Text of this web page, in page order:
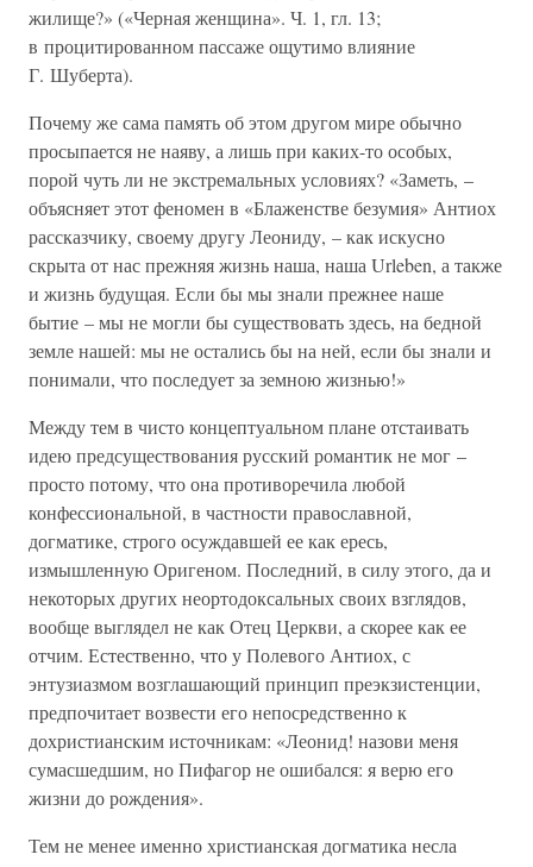
жилище?» («Черная женщина». Ч. 1, гл. 13;
в процитированном пассаже ощутимо влияние
Г. Шуберта).
Почему же сама память об этом другом мире обычно
просыпается не наяву, а лишь при каких-то особых,
порой чуть ли не экстремальных условиях? «Заметь, –
объясняет этот феномен в «Блаженстве безумия» Антиох
рассказчику, своему другу Леониду, – как искусно
скрыта от нас прежняя жизнь наша, наша Urleben, а также
и жизнь будущая. Если бы мы знали прежнее наше
бытие – мы не могли бы существовать здесь, на бедной
земле нашей: мы не остались бы на ней, если бы знали и
понимали, что последует за земною жизнью!»
Между тем в чисто концептуальном плане отстаивать
идею предсуществования русский романтик не мог –
просто потому, что она противоречила любой
конфессиональной, в частности православной,
догматике, строго осуждавшей ее как ересь,
измышленную Оригеном. Последний, в силу этого, да и
некоторых других неортодоксальных своих взглядов,
вообще выглядел не как Отец Церкви, а скорее как ее
отчим. Естественно, что у Полевого Антиох, с
энтузиазмом возглашающий принцип преэкзистенции,
предпочитает возвести его непосредственно к
дохристианским источникам: «Леонид! назови меня
сумасшедшим, но Пифагор не ошибался: я верю его
жизни до рождения».
Тем не менее именно христианская догматика несла